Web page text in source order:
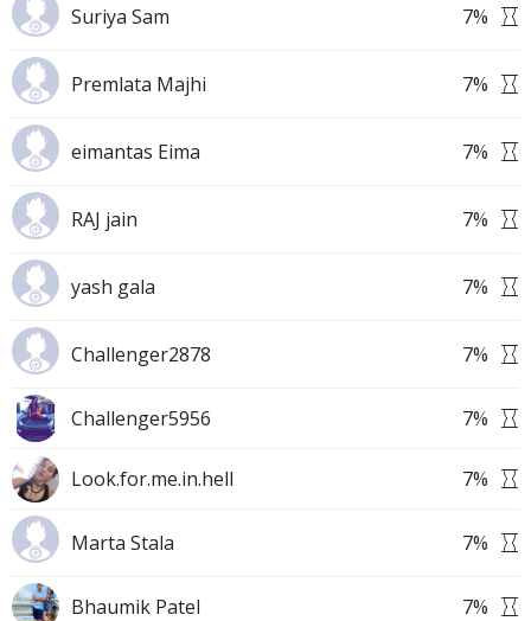
Suriya Sam 7%
Premlata Majhi 7%
eimantas Eima 7%
RAJ jain 7%
yash gala 7%
Challenger2878 7%
Challenger5956 7%
Look.for.me.in.hell 7%
Marta Stala 7%
Bhaumik Patel 7%